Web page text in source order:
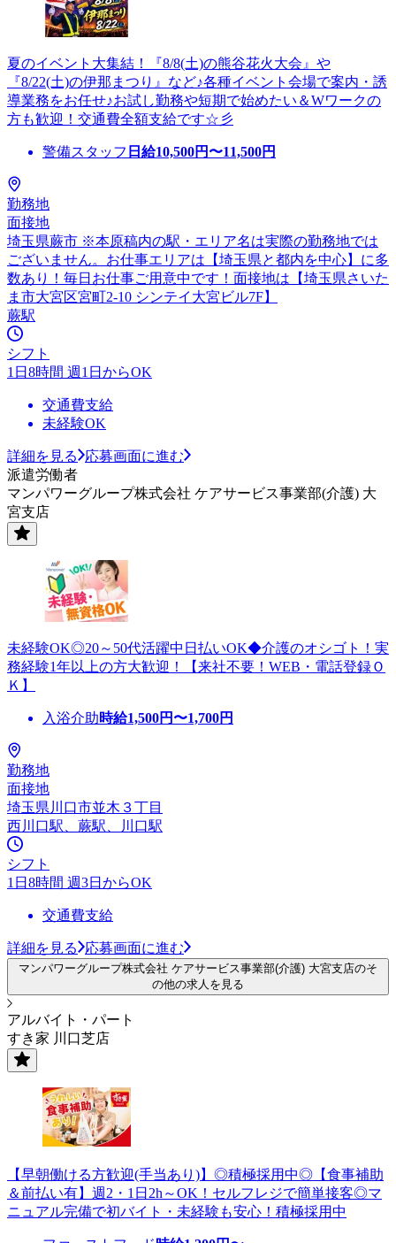
夏のイベント大集結！『8/8(土)の熊谷花火大会』や
『8/22(土)の伊那まつり』など♪各種イベント会場で案内・誘
導業務をお任せ♪お試し勤務や短期で始めたい＆Wワークの
方も歓迎！交通費全額支給です☆彡
警備スタッフ 日給10,500円〜11,500円
勤務地
面接地
埼玉県蕨市 ※本原稿内の駅・エリア名は実際の勤務地では
ございません。お仕事エリアは【埼玉県と都内を中心】に多
数あり！毎日お仕事ご用意中です！面接地は【埼玉県さいた
ま市大宮区宮町2-10 シンテイ大宮ビル7F】
蕨駅
シフト
1日8時間 週1日からOK
交通費支給
未経験OK
詳細を見る
応募画面に進む
派遣労働者
マンパワーグループ株式会社 ケアサービス事業部(介護) 大
宮支店
未経験OK◎20～50代活躍中日払いOK◆介護のオシゴト！実
務経験1年以上の方大歓迎！【来社不要！WEB・電話登録Ｏ
Ｋ】
入浴介助時給1,500円〜1,700円
勤務地
面接地
埼玉県川口市並木３丁目
西川口駅、蕨駅、川口駅
シフト
1日8時間 週3日からOK
交通費支給
詳細を見る 応募画面に進む
マンパワーグループ株式会社 ケアサービス事業部(介護) 大宮支店のそ
の他の求人を見る
アルバイト・パート
すき家 川口芝店
【早朝働ける方歓迎(手当あり)】◎積極採用中◎【食事補助
＆前払い有】週2・1日2h～OK！セルフレジで簡単接客◎マ
ニュアル完備で初バイト・未経験も安心！積極採用中